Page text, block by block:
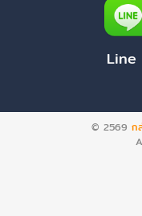
Line
© 2569 ก